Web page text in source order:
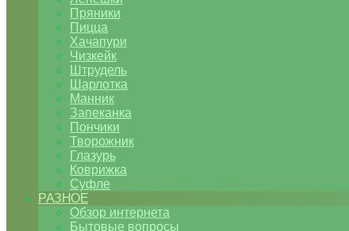
Пряники
Пицца
Хачапури
Чизкейк
Штрудель
Шарлотка
Манник
Запеканка
Пончики
Творожник
Глазурь
Коврижка
Суфле
РАЗНОЕ
Обзор интернета
Бытовые вопросы